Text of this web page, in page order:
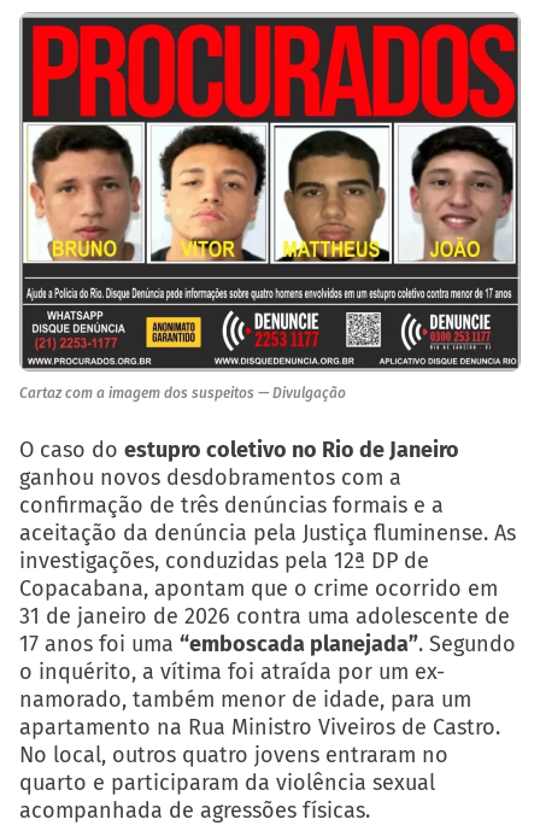
Cartaz com a imagem dos suspeitos — Divulgação
O caso do estupro coletivo no Rio de Janeiro
ganhou novos desdobramentos com a
confirmação de três denúncias formais e a
aceitação da denúncia pela Justiça fluminense. As
investigações, conduzidas pela 12ª DP de
Copacabana, apontam que o crime ocorrido em
31 de janeiro de 2026 contra uma adolescente de
17 anos foi uma “emboscada planejada”. Segundo
o inquérito, a vítima foi atraída por um ex-
namorado, também menor de idade, para um
apartamento na Rua Ministro Viveiros de Castro.
No local, outros quatro jovens entraram no
quarto e participaram da violência sexual
acompanhada de agressões físicas.